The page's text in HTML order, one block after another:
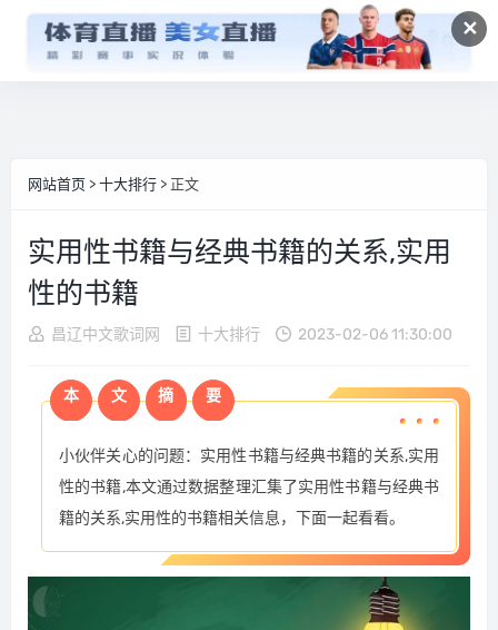
✕
网站首页 > 十大排行 > 正文
实用性书籍与经典书籍的关系,实用
性的书籍
昌辽中文歌词网 十大排行 2023-02-06 11:30:00
本 文 摘 要
小伙伴关心的问题：实用性书籍与经典书籍的关系,实用
性的书籍,本文通过数据整理汇集了实用性书籍与经典书
籍的关系,实用性的书籍相关信息，下面一起看看。